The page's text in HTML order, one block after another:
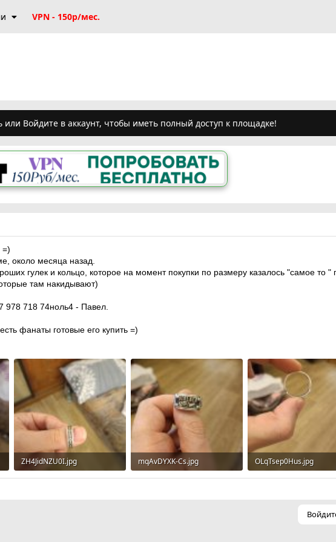
VPN - 150р/мес.
Войдите в аккаунт, чтобы иметь полный доступ к площадке!
=)
около месяца назад.
гулек и кольцо, которое на момент покупки по размеру казалось "самое то "
там накидывают)
978 718 74ноль4 - Павел.
фанаты готовые его купить =)
ZH4JidNZU0I.jpg
168.7 KB · Просмотры: 33
mqAvDYXK-Cs.jpg
196.5 KB · Просмотры: 32
OLqTsep0Hus.jpg
169.3 KB · Просмотры: